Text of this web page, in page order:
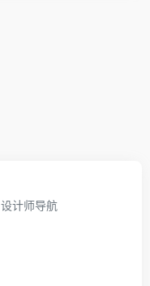
设计师导航